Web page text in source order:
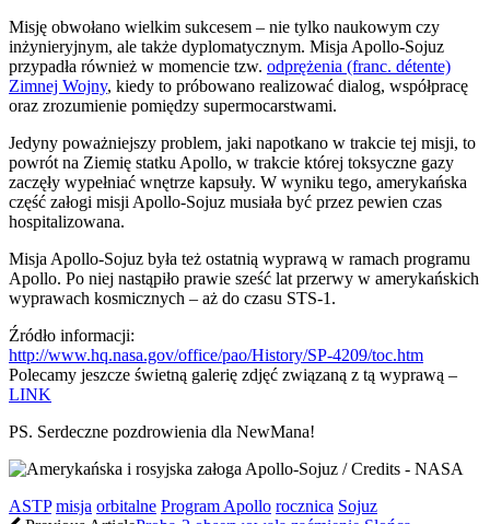
Misję obwołano wielkim sukcesem – nie tylko naukowym czy
inżynieryjnym, ale także dyplomatycznym. Misja Apollo-Sojuz
przypadła również w momencie tzw. odprężenia (franc. détente)
Zimnej Wojny, kiedy to próbowano realizować dialog, współpracę
oraz zrozumienie pomiędzy supermocarstwami.
Jedyny poważniejszy problem, jaki napotkano w trakcie tej misji, to
powrót na Ziemię statku Apollo, w trakcie której toksyczne gazy
zaczęły wypełniać wnętrze kapsuły. W wyniku tego, amerykańska
część załogi misji Apollo-Sojuz musiała być przez pewien czas
hospitalizowana.
Misja Apollo-Sojuz była też ostatnią wyprawą w ramach programu
Apollo. Po niej nastąpiło prawie sześć lat przerwy w amerykańskich
wyprawach kosmicznych – aż do czasu STS-1.
Źródło informacji:
http://www.hq.nasa.gov/office/pao/History/SP-4209/toc.htm
Polecamy jeszcze świetną galerię zdjęć związaną z tą wyprawą –
LINK
PS. Serdeczne pozdrowienia dla NewMana!
ASTP misja orbitalne Program Apollo rocznica Sojuz